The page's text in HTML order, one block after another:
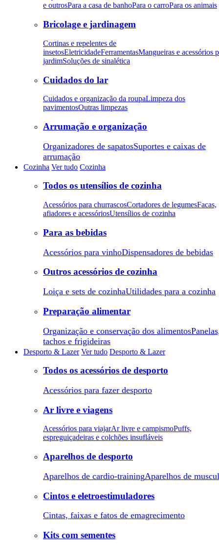
e outrosPara a casa de banhoPara o carroPara os animais
Bricolage e jardinagem
Cortinas e repelentes de
insetosEletricidadeFerramentasMangueiras e acessórios
jardimSoluções de sinalética
Cuidados do lar
Cuidados e organização da roupaLimpeza dos
pavimentosOutras limpezas
Arrumação e organização
Organizadores de sapatosSuportes e caixas de
arrumação
Cozinha Ver tudo Cozinha
Todos os utensílios de cozinha
Acessórios para churrascosCortadores de legumesFacas,
afiadores e acessóriosUtensílios de cozinha
Para as bebidas
Acessórios para vinhoDispensadores de bebidas
Outros acessórios de cozinha
Loiça e sets de cozinhaUtilidades para a cozinha
Preparação alimentar
Organização e conservação dos alimentos
tachos e frigideiras
Desporto & Lazer Ver tudo Desporto & Lazer
Todos os acessórios de desporto
Acessórios para fazer desporto
Ar livre e viagens
Acessórios para viajarAr livre e campismoPuffs,
espreguiçadeiras e colchões insufláveis
Aparelhos de desporto
Aparelhos de cardio-trainingAparelhos de
Cintos e eletroestimuladores
Cintas, faixas e fatos de emagrecimento
Kits com sementes